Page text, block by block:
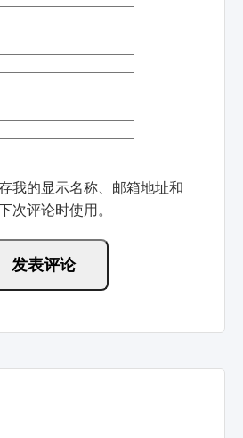
我的显示名称、邮箱地址和
次评论时使用。